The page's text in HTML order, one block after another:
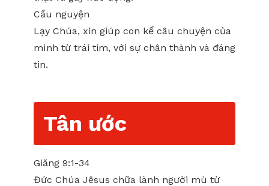
Cầu nguyện
Lạy Chúa, xin giúp con kể câu chuyện của
mình từ trái tim, với sự chân thành và đáng
tin.
Tân ước
Giăng 9:1-34
Đức Chúa Jêsus chữa lành người mù từ